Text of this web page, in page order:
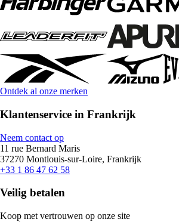
Ontdek al onze merken
Klantenservice in Frankrijk
Neem contact op
11 rue Bernard Maris
37270 Montlouis-sur-Loire, Frankrijk
+33 1 86 47 62 58
Veilig betalen
Koop met vertrouwen op onze site